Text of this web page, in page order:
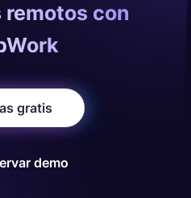
con
gratis
demo